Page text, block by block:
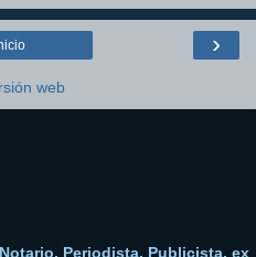
›
web
Periodista, Publicista, ex